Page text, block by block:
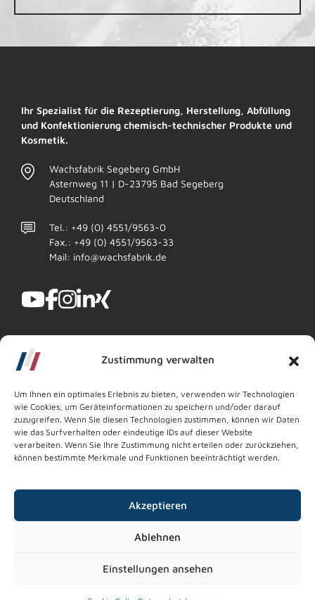
Zustimmung verwalten
Um Ihnen ein optimales Erlebnis zu bieten, verwenden wir Technologien
wie Cookies, um Geräteinformationen zu speichern und/oder darauf
zuzugreifen. Wenn Sie diesen Technologien zustimmen, können wir Daten
wie das Surfverhalten oder eindeutige IDs auf dieser Website
verarbeiten. Wenn Sie Ihre Zustimmung nicht erteilen oder zurückziehen,
können bestimmte Merkmale und Funktionen beeinträchtigt werden.
Akzeptieren
Ablehnen
Einstellungen ansehen
Ihr Spezialist für die Rezeptierung, Herstellung, Abfüllung
und Konfektionierung chemisch-technischer Produkte und
Kosmetik.
Wachsfabrik Segeberg GmbH
Asternweg 11 | D-23795 Bad Segeberg
Deutschland
Tel.: +49 (0) 4551/9563-0
Fax.: +49 (0) 4551/9563-33
Mail: info@wachsfabrik.de
Copyright © 2026Wachsfabrik Segeberg GmbH
Impressum
Datenschutz AVB